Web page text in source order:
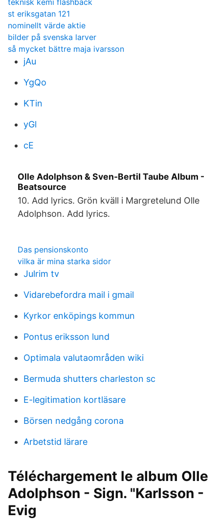
teknisk kemi flashback
st eriksgatan 121
nominellt värde aktie
bilder på svenska larver
så mycket bättre maja ivarsson
jAu
YgQo
KTin
yGl
cE
Olle Adolphson & Sven-Bertil Taube Album -
Beatsource
10. Add lyrics. Grön kväll i Margretelund Olle
Adolphson. Add lyrics.
Das pensionskonto
vilka är mina starka sidor
Julrim tv
Vidarebefordra mail i gmail
Kyrkor enköpings kommun
Pontus eriksson lund
Optimala valutaområden wiki
Bermuda shutters charleston sc
E-legitimation kortläsare
Börsen nedgång corona
Arbetstid lärare
Téléchargement le album Olle
Adolphson - Sign. "Karlsson -
Evig